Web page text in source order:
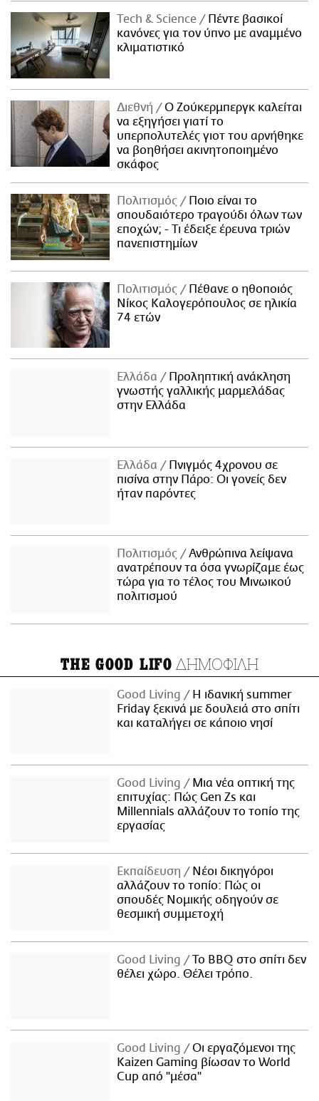
Τech & Science
Πέντε βασικοί
κανόνες για τον ύπνο με αναμμένο
κλιματιστικό
Διεθνή
Ο Ζούκερμπεργκ καλείται
να εξηγήσει γιατί το
υπερπολυτελές γιοτ του αρνήθηκε
να βοηθήσει ακινητοποιημένο
σκάφος
Πολιτισμός
Ποιο είναι το
σπουδαιότερο τραγούδι όλων των
εποχών; - Τι έδειξε έρευνα τριών
πανεπιστημίων
Πολιτισμός
Πέθανε ο ηθοποιός
Νίκος Καλογερόπουλος σε ηλικία
74 ετών
Ελλάδα
Προληπτική ανάκληση
γνωστής γαλλικής μαρμελάδας
στην Ελλάδα
Ελλάδα
Πνιγμός 4χρονου σε
πισίνα στην Πάρο: Οι γονείς δεν
ήταν παρόντες
Πολιτισμός
Ανθρώπινα λείψανα
ανατρέπουν τα όσα γνωρίζαμε έως
τώρα για το τέλος του Μινωικού
πολιτισμού
THE GOOD LIFO ΔΗΜΟΦΙΛΗ
Good Living
Η ιδανική summer
Friday ξεκινά με δουλειά στο σπίτι
και καταλήγει σε κάποιο νησί
Good Living
Μια νέα οπτική της
επιτυχίας: Πώς Gen Zs και
Millennials αλλάζουν το τοπίο της
εργασίας
Εκπαίδευση
Νέοι δικηγόροι
αλλάζουν το τοπίο: Πώς οι
σπουδές Νομικής οδηγούν σε
θεσμική συμμετοχή
Good Living
Το BBQ στο σπίτι δεν
θέλει χώρο. Θέλει τρόπο.
Good Living
Οι εργαζόμενοι της
Kaizen Gaming βίωσαν το World
Cup από "μέσα"